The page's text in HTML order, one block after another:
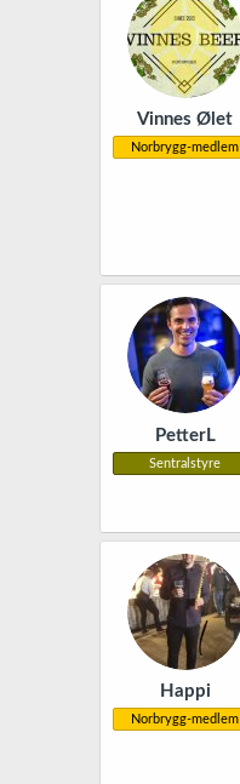
Vinnes Ølet
Norbrygg-medlem
PetterL
Sentralstyre
Happi
Norbrygg-medlem